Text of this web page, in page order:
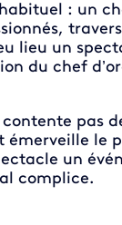
: un
lieu un
du chef
pas
émerveille le
un
complice.